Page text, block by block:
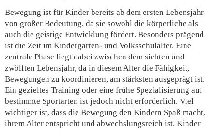
Bewegung ist für Kinder bereits ab dem ersten Lebensjahr
von großer Bedeutung, da sie sowohl die körperliche als
auch die geistige Entwicklung fördert. Besonders prägend
ist die Zeit im Kindergarten- und Volksschulalter. Eine
zentrale Phase liegt dabei zwischen dem siebten und
zwölften Lebensjahr, da in diesem Alter die Fähigkeit,
Bewegungen zu koordinieren, am stärksten ausgeprägt ist.
Ein gezieltes Training oder eine frühe Spezialisierung auf
bestimmte Sportarten ist jedoch nicht erforderlich. Viel
wichtiger ist, dass die Bewegung den Kindern Spaß macht,
ihrem Alter entspricht und abwechslungsreich ist. Kinder